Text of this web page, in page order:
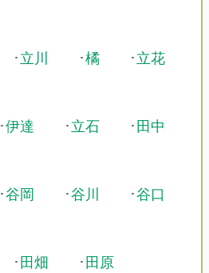
･立川 ･橘 ･立花
･伊達 ･立石 ･ 田中
･谷岡 ･谷川 ･谷口
･ 田畑 ･ 田原